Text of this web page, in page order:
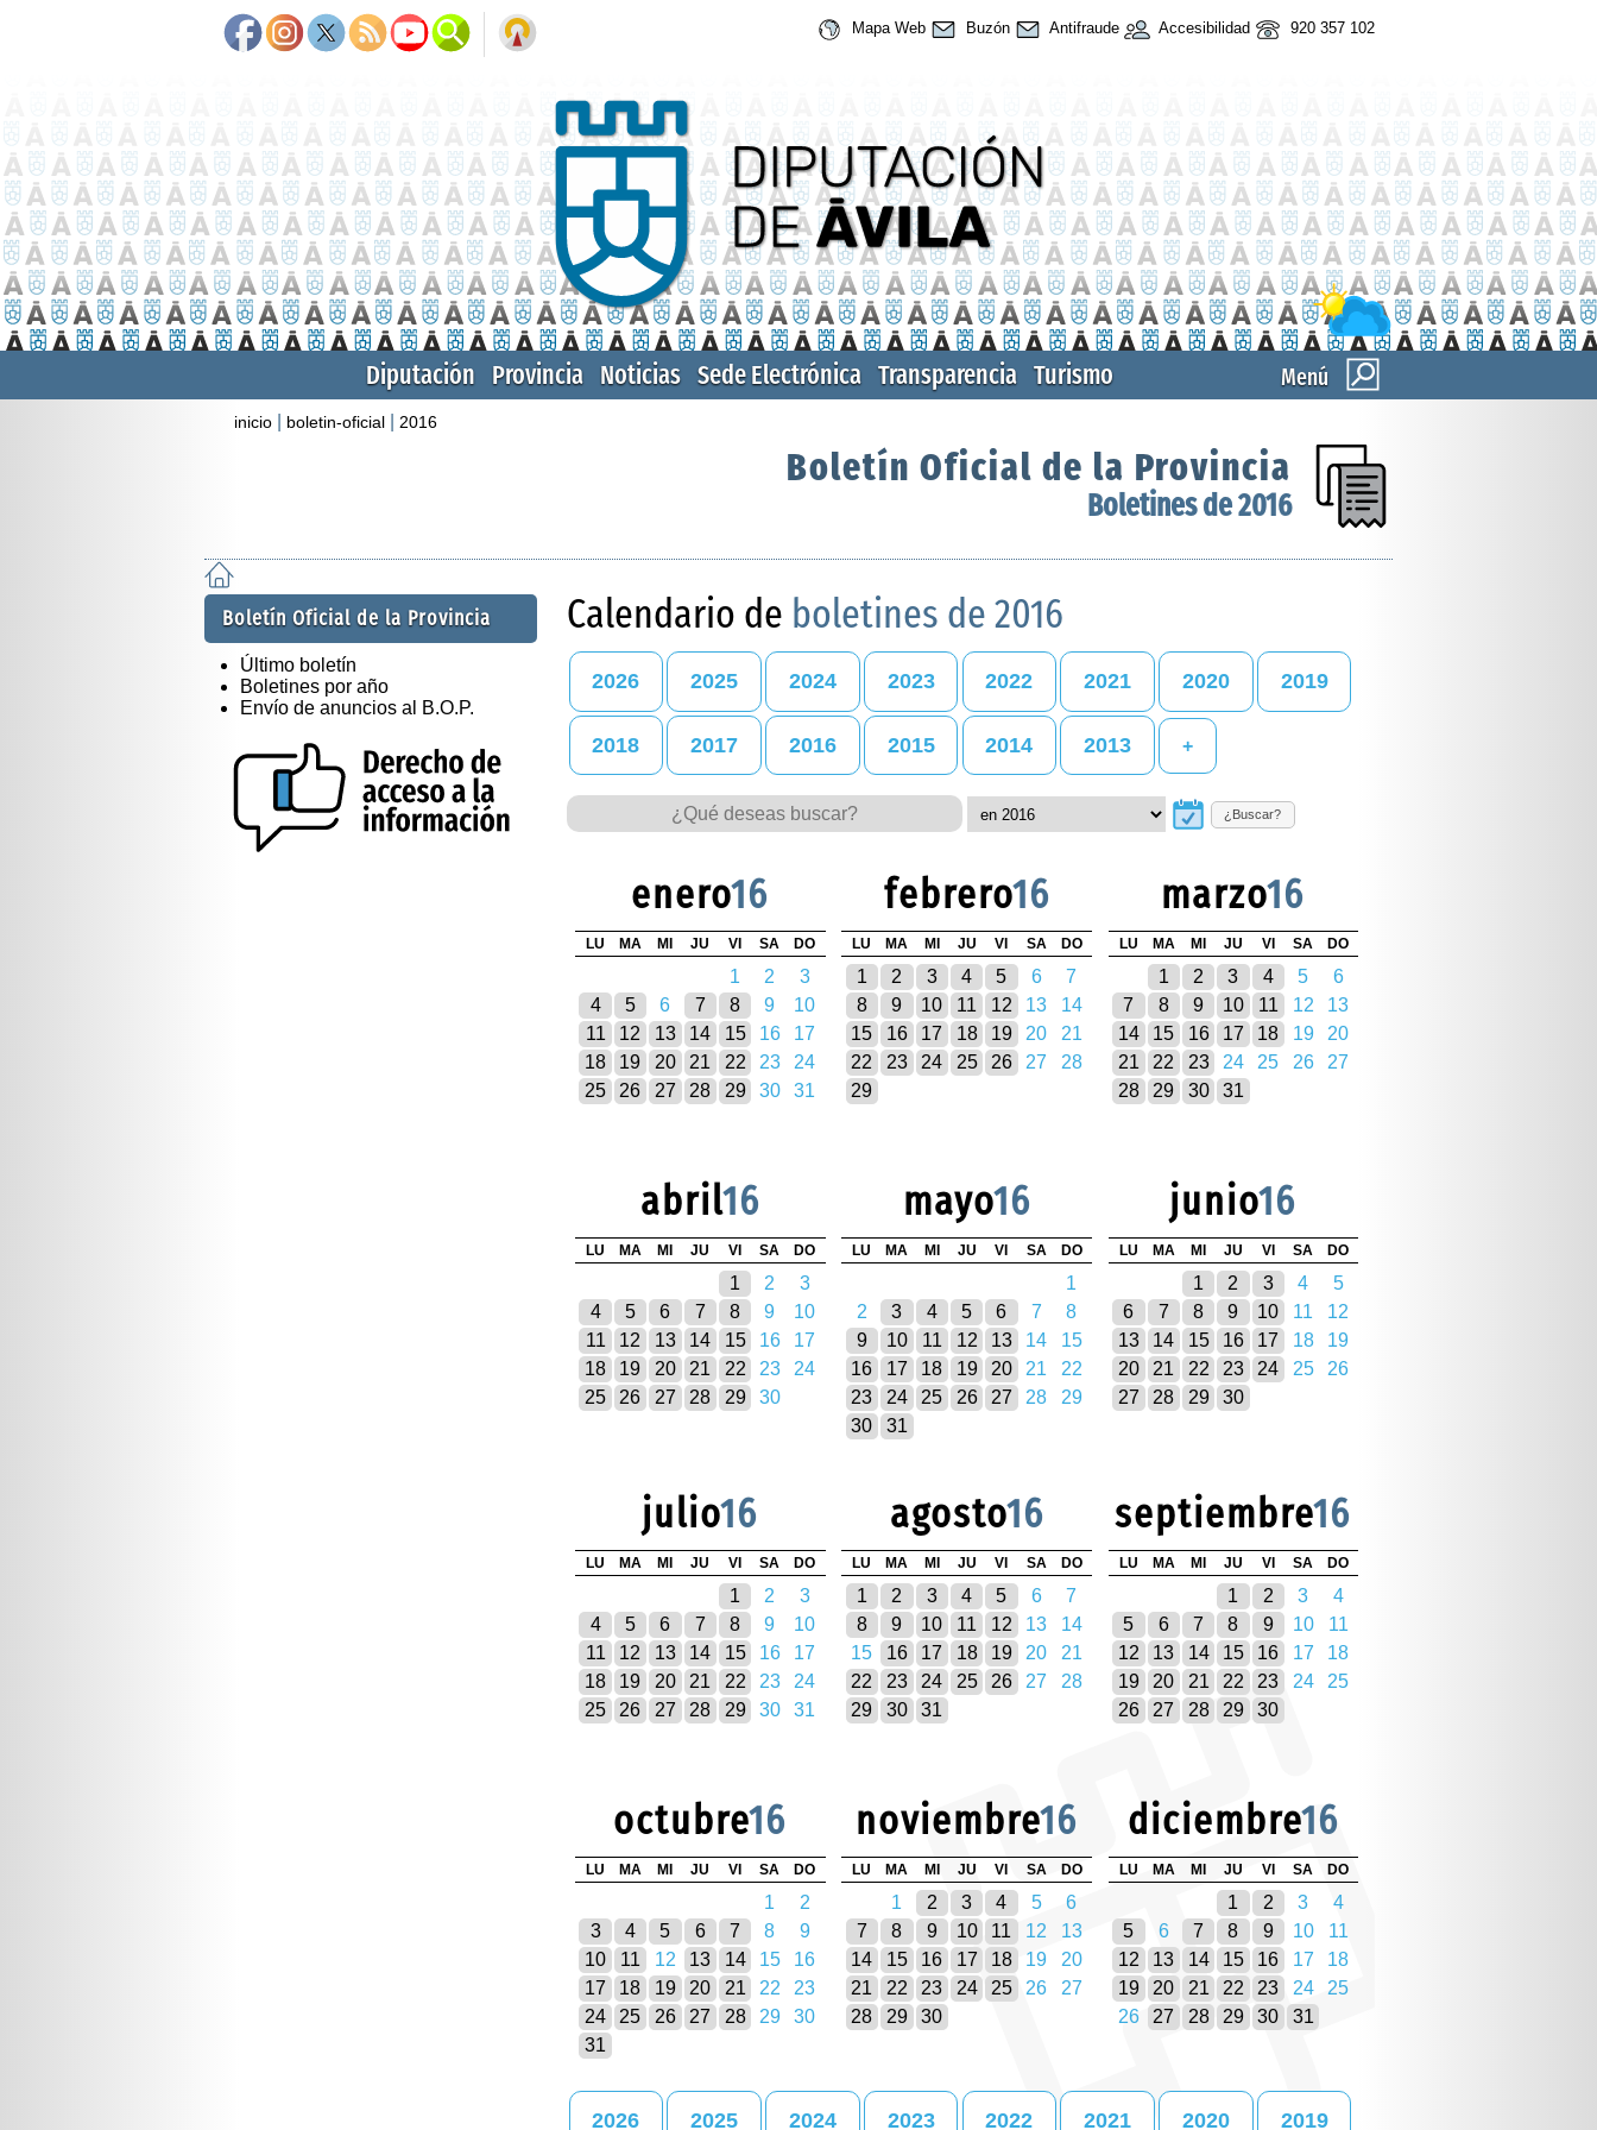
Mapa Web Buzón Antifraude Accesibilidad 920 357 102
Menú
Diputación Provincia Noticias Sede Electrónica Transparencia Turismo
inicio boletin-oficial 2016
Boletín Oficial de la Provincia
Boletines de 2016
Boletín Oficial de la Provincia
Último boletín
Boletines por año
Envío de anuncios al B.O.P.
Calendario de boletines de 2016
2026 2025 2024 2023 2022 2021 2020 2019
2018 2017 2016 2015 2014 2013 +
¿Buscar?
enero16
LU MA MI JU VI SA DO
1 2
3
4
5 6 7 8 9
10
11
12 13 14 15 16
17
18
19 20 21 22 23
24
25
26 27 28 29 30 31
febrero16
LU MA MI JU VI SA DO
1 2 3 4 5 6
7
8
9 10 11 12 13
14
15
16 17 18 19 20
21
22
23 24 25 26 27
28
29
marzo16
LU MA MI JU VI SA DO
1 2 3 4 5
6
7
8 9 10 11 12
13
14
15 16 17 18 19
20
21
22 23 24 25 26
27
28
29 30 31
abril16
LU MA MI JU VI SA DO
1 2
3
4
5 6 7 8 9
10
11
12 13 14 15 16
17
18
19 20 21 22 23
24
25
26 27 28 29 30
mayo16
LU MA MI JU VI SA DO
1
2
3 4 5 6 7
8
9
10 11 12 13 14
15
16
17 18 19 20 21
22
23
24 25 26 27 28
29
30
31
junio16
LU MA MI JU VI SA DO
1 2 3 4
5
6
7 8 9 10 11
12
13
14 15 16 17 18
19
20
21 22 23 24 25
26
27
28 29 30
julio16
LU MA MI JU VI SA DO
1 2
3
4
5 6 7 8 9
10
11
12 13 14 15 16
17
18
19 20 21 22 23
24
25
26 27 28 29 30 31
agosto16
LU MA MI JU VI SA DO
1 2 3 4 5 6
7
8
9 10 11 12 13
14
15
16 17 18 19 20
21
22
23 24 25 26 27
28
29
30 31
septiembre16
LU MA MI JU VI SA DO
1 2 3
4
5
6 7 8 9 10
11
12
13 14 15 16 17
18
19
20 21 22 23 24
25
26
27 28 29 30
octubre16
LU MA MI JU VI SA DO
1
2
3
4 5 6 7 8
9
10
11 12 13 14 15
16
17
18 19 20 21 22
23
24
25 26 27 28 29
30
31
noviembre16
LU MA MI JU VI SA DO
1 2 3 4 5
6
7
8 9 10 11 12
13
14
15 16 17 18 19
20
21
22 23 24 25 26
27
28
29 30
diciembre16
LU MA MI JU VI SA DO
1 2 3
4
5
6 7 8 9 10
11
12
13 14 15 16 17
18
19
20 21 22 23 24
25
26
27 28 29 30 31
2026 2025 2024 2023 2022 2021 2020 2019